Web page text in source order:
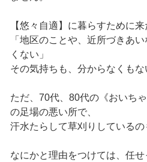
【悠々自適】に暮らすために来
「地区のことや、近所づきあ
くない」
その気持ちも、分からなくもな
ただ、70代、80代の《おいち
の足場の悪い所で、
汗水たらして草刈りしているの
なにかと理由をつけては、任せ